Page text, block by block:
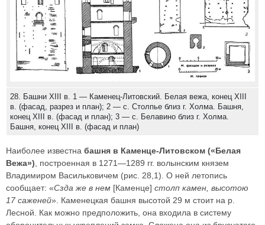
28. Башни XIII в. 1 — Каменец-Литовский. Белая вежа, конец XIII
в. (фасад, разрез и план); 2 — с. Столпье близ г. Холма. Башня,
конец XIII в. (фасад и план); 3 — с. Белавино близ г. Холма.
Башня, конец XIII в. (фасад и план)
Наиболее известна башня в Каменце-Литовском («Белая
Вежа») , построенная в 1271—1289 гг. волынским князем
Владимиром Васильковичем (рис. 28,1). О ней летопись
сообщает: «Сзда же в нем [Каменце] столп камен, высотою
17 саженей». Каменецкая башня высотой 29 м стоит на р.
Лесной. Как можно предположить, она входила в систему